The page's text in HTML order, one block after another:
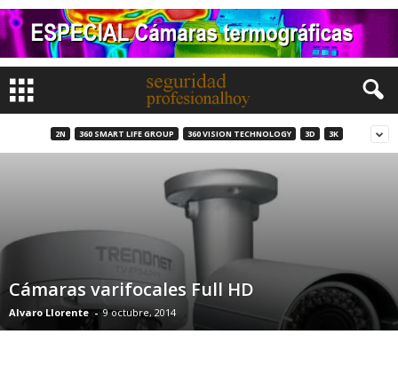
2N 360 SMART LIFE GROUP 360 VISION TECHNOLOGY 3D 3K
Cámaras varifocales Full HD
Alvaro Llorente - 9 octubre, 2014